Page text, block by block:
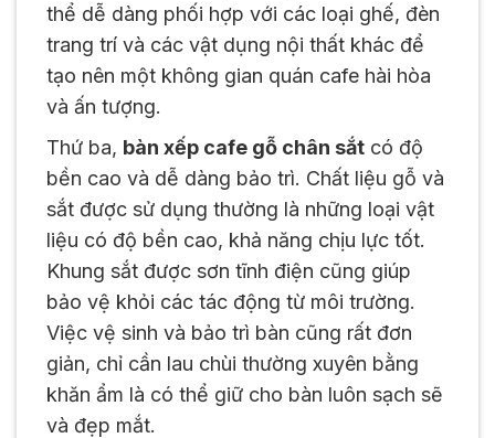
thể dễ dàng phối hợp với các loại ghế, đèn
trang trí và các vật dụng nội thất khác để
tạo nên một không gian quán cafe hài hòa
và ấn tượng.
Thứ ba, bàn xếp cafe gỗ chân sắt có độ
bền cao và dễ dàng bảo trì. Chất liệu gỗ và
sắt được sử dụng thường là những loại vật
liệu có độ bền cao, khả năng chịu lực tốt.
Khung sắt được sơn tĩnh điện cũng giúp
bảo vệ khỏi các tác động từ môi trường.
Việc vệ sinh và bảo trì bàn cũng rất đơn
giản, chỉ cần lau chùi thường xuyên bằng
khăn ẩm là có thể giữ cho bàn luôn sạch sẽ
và đẹp mắt.